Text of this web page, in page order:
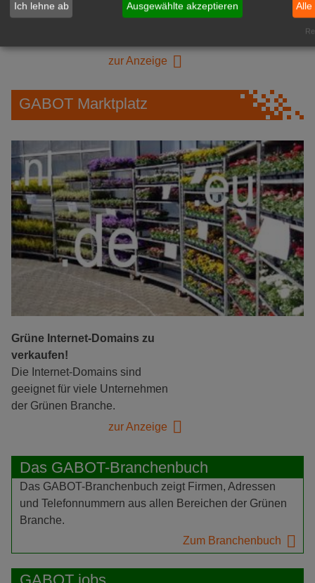
grünen Branche
zur Anzeige
GABOT Marktplatz
Grüne Internet-Domains zu
verkaufen!
Die Internet-Domains sind
geeignet für viele Unternehmen
der Grünen Branche.
zur Anzeige
Das GABOT-Branchenbuch
Das GABOT-Branchenbuch zeigt Firmen, Adressen
und Telefonnummern aus allen Bereichen der Grünen
Branche.
Zum Branchenbuch
Ich lehne ab Ausgewählte akzeptieren Alle